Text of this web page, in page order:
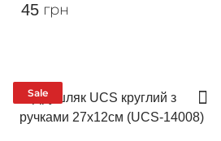
45 грн
Sale